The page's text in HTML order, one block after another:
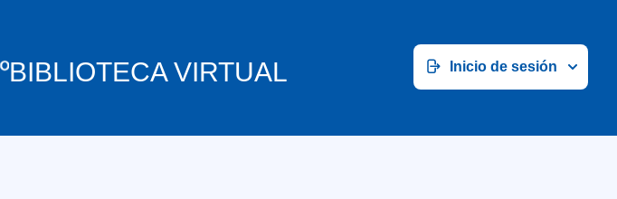
BIBLIOTECA VIRTUAL Inicio de sesión